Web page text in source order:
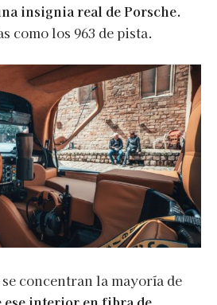
insignia real de Porsche.
como los 963 de pista.
concentran la mayoría de